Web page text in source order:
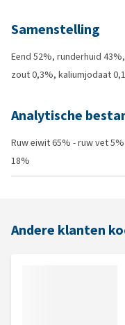
Samenstelling
Eend 52%, runderhuid
zout 0,3%, kaliumjodaat
Analytische
Ruw eiwit 65% - ruw vet
18%
Andere klanten